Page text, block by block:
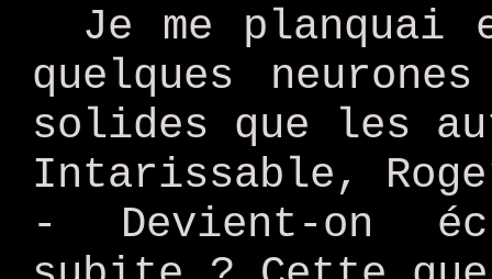
Je me planquai
quelques
solides que les
Intarissable,
- Devient-on